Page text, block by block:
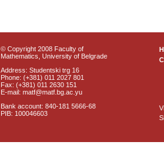
© Copyright 2008 Faculty of
Mathematics, University of Belgrade
Address: Studentski trg 16
Phone: (+381) 011 2027 801
Fax: (+381) 011 2630 151
E-mail: matf@matf.bg.ac.yu
Bank account: 840-181 5666-68
PIB: 100046603